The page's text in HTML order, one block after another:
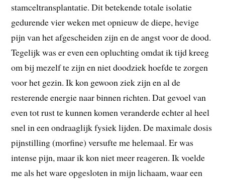
stamceltransplantatie. Dit betekende totale isolatie
gedurende vier weken met opnieuw de diepe, hevige
pijn van het afgescheiden zijn en de angst voor de dood.
Tegelijk was er even een opluchting omdat ik tijd kreeg
om bij mezelf te zijn en niet doodziek hoefde te zorgen
voor het gezin. Ik kon gewoon ziek zijn en al de
resterende energie naar binnen richten. Dat gevoel van
even tot rust te kunnen komen veranderde echter al heel
snel in een ondraaglijk fysiek lijden. De maximale dosis
pijnstilling (morfine) versufte me helemaal. Er was
intense pijn, maar ik kon niet meer reageren. Ik voelde
me als het ware opgesloten in mijn lichaam, waar een